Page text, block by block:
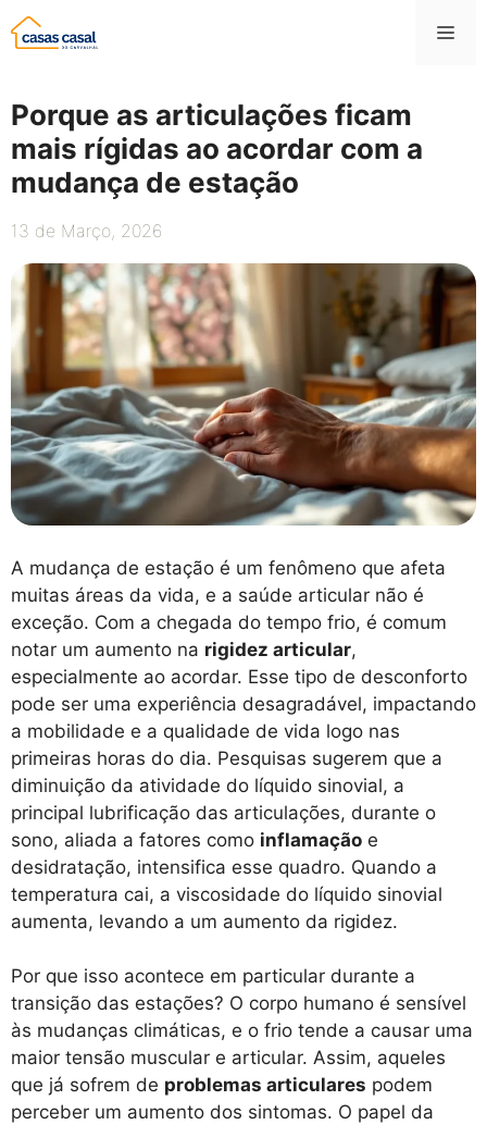
Saltar
para
Porque as articulações ficam
mais rígidas ao acordar com a
mudança de estação
13 de Março, 2026
A mudança de estação é um fenômeno que afeta
muitas áreas da vida, e a saúde articular não é
exceção. Com a chegada do tempo frio, é comum
notar um aumento na rigidez articular,
especialmente ao acordar. Esse tipo de desconforto
pode ser uma experiência desagradável, impactando
a mobilidade e a qualidade de vida logo nas
primeiras horas do dia. Pesquisas sugerem que a
diminuição da atividade do líquido sinovial, a
principal lubrificação das articulações, durante o
sono, aliada a fatores como inflamação e
desidratação, intensifica esse quadro. Quando a
temperatura cai, a viscosidade do líquido sinovial
aumenta, levando a um aumento da rigidez.
Por que isso acontece em particular durante a
transição das estações? O corpo humano é sensível
às mudanças climáticas, e o frio tende a causar uma
maior tensão muscular e articular. Assim, aqueles
que já sofrem de problemas articulares podem
perceber um aumento dos sintomas. O papel da